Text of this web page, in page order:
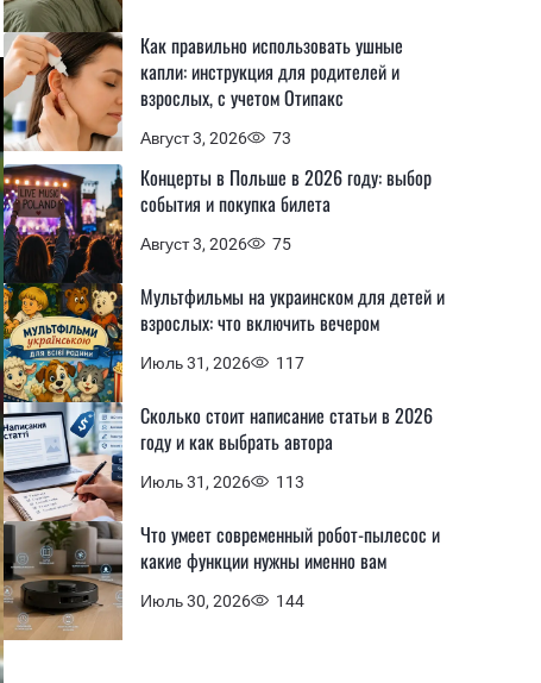
Август 3, 2026 73
Как правильно использовать ушные
капли: инструкция для родителей и
взрослых, с учетом Отипакс
Август 3, 2026 75
Концерты в Польше в 2026 году: выбор
события и покупка билета
Июль 31, 2026 117
Мультфильмы на украинском для детей и
взрослых: что включить вечером
Июль 31, 2026 113
Сколько стоит написание статьи в 2026
году и как выбрать автора
Июль 30, 2026 144
Что умеет современный робот-пылесос и
какие функции нужны именно вам